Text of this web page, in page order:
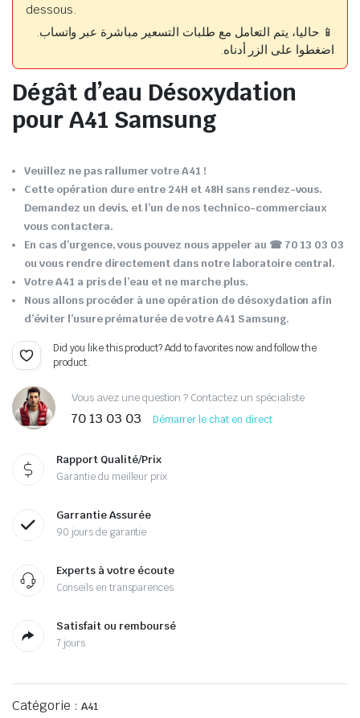
dessous.
📱 حاليا، يتم التعامل مع طلبات التسعير مباشرة عبر واتساب.
اضغطوا على الزر أدناه.
Dégât d’eau Désoxydation
pour A41 Samsung
Veuillez ne pas rallumer votre A41 !
Cette opération dure entre 24H et 48H sans rendez-vous.
Demandez un devis, et l’un de nos technico-commerciaux
vous contactera.
En cas d’urgence, vous pouvez nous appeler au ☎ 70 13 03 03
ou vous rendre directement dans notre laboratoire central.
Votre A41 a pris de l’eau et ne marche plus.
Nous allons procéder à une opération de désoxydation afin
d’éviter l’usure prématurée de votre A41 Samsung.
Did you like this product? Add to favorites now and follow the
product.
Vous avez une question ? Contactez un spécialiste
70 13 03 03 Démarrer le chat en direct
Rapport Qualité/Prix
Garantie du meilleur prix
Garrantie Assurée
90 jours de garantie
Experts à votre écoute
Conseils en transparences
Satisfait ou remboursé
7 jours
Catégorie : A41